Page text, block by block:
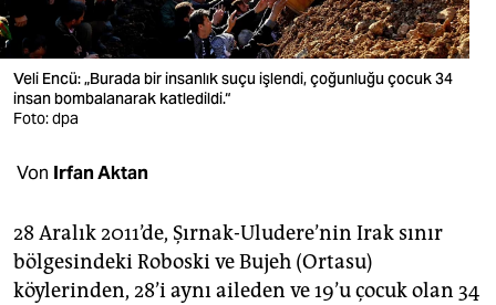
verlag
verlag
veranstaltungen
unterstützen
abo
Veli Encü: „Burada bir insanlık suçu işlendi, çoğunluğu çocuk 34
insan bombalanarak katledildi.“
Foto: dpa
Von Irfan Aktan
28 Aralık 2011’de, Şırnak-Uludere’nin Irak sınır
bölgesindeki Roboski ve Bujeh (Ortasu)
köylerinden, 28’i aynı aileden ve 19’u çocuk olan 34